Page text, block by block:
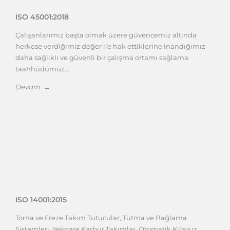
ISO 45001:2018
Çalışanlarımız başta olmak üzere güvencemiz altında
herkese verdiğimiz değer ile hak ettiklerine inandığımız
daha sağlıklı ve güvenli bir çalışma ortamı sağlama
taahhüdümüz...
Devam →
ISO 14001:2015
Torna ve Freze Takım Tutucular, Tutma ve Bağlama